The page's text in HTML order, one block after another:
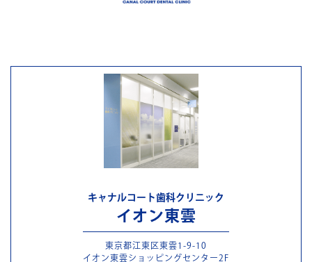
キャナルコート歯科クリニック
イオン東雲
東京都江東区東雲1-9-10
イオン東雲ショッピングセンター2F